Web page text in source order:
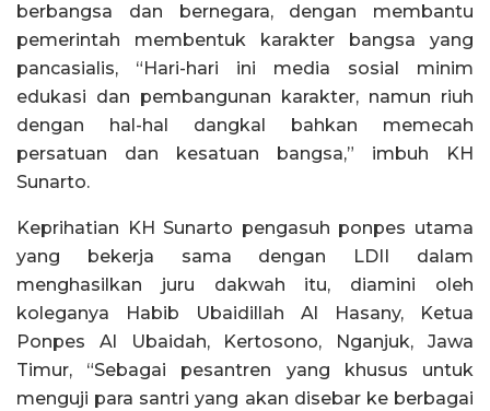
berbangsa dan bernegara, dengan membantu
pemerintah membentuk karakter bangsa yang
pancasialis, “Hari-hari ini media sosial minim
edukasi dan pembangunan karakter, namun riuh
dengan hal-hal dangkal bahkan memecah
persatuan dan kesatuan bangsa,” imbuh KH
Sunarto.
Keprihatian KH Sunarto pengasuh ponpes utama
yang bekerja sama dengan LDII dalam
menghasilkan juru dakwah itu, diamini oleh
koleganya Habib Ubaidillah Al Hasany, Ketua
Ponpes Al Ubaidah, Kertosono, Nganjuk, Jawa
Timur, “Sebagai pesantren yang khusus untuk
menguji para santri yang akan disebar ke berbagai